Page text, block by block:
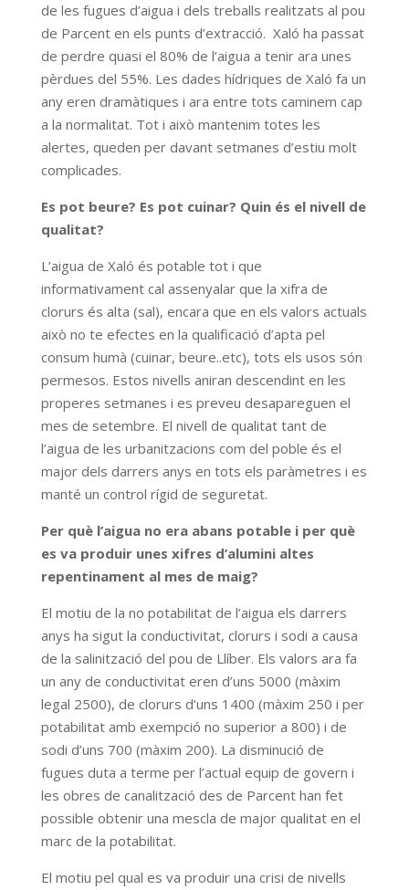
de les fugues d’aigua i dels treballs realitzats al pou
de Parcent en els punts d’extracció. Xaló ha passat
de perdre quasi el 80% de l’aigua a tenir ara unes
pèrdues del 55%. Les dades hídriques de Xaló fa un
any eren dramàtiques i ara entre tots caminem cap
a la normalitat. Tot i això mantenim totes les
alertes, queden per davant setmanes d’estiu molt
complicades.
Es pot beure? Es pot cuinar? Quin és el nivell de
qualitat?
L’aigua de Xaló és potable tot i que
informativament cal assenyalar que la xifra de
clorurs és alta (sal), encara que en els valors actuals
això no te efectes en la qualificació d’apta pel
consum humà (cuinar, beure..etc), tots els usos són
permesos. Estos nivells aniran descendint en les
properes setmanes i es preveu desapareguen el
mes de setembre. El nivell de qualitat tant de
l’aigua de les urbanitzacions com del poble és el
major dels darrers anys en tots els paràmetres i es
manté un control rígid de seguretat.
Per què l’aigua no era abans potable i per què
es va produir unes xifres d’alumini altes
repentinament al mes de maig?
El motiu de la no potabilitat de l’aigua els darrers
anys ha sigut la conductivitat, clorurs i sodi a causa
de la salinització del pou de Llíber. Els valors ara fa
un any de conductivitat eren d’uns 5000 (màxim
legal 2500), de clorurs d’uns 1400 (màxim 250 i per
potabilitat amb exempció no superior a 800) i de
sodi d’uns 700 (màxim 200). La disminució de
fugues duta a terme per l’actual equip de govern i
les obres de canalització des de Parcent han fet
possible obtenir una mescla de major qualitat en el
marc de la potabilitat.
El motiu pel qual es va produir una crisi de nivells